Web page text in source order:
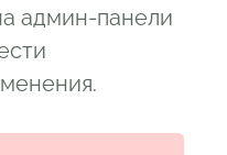
админ-панели